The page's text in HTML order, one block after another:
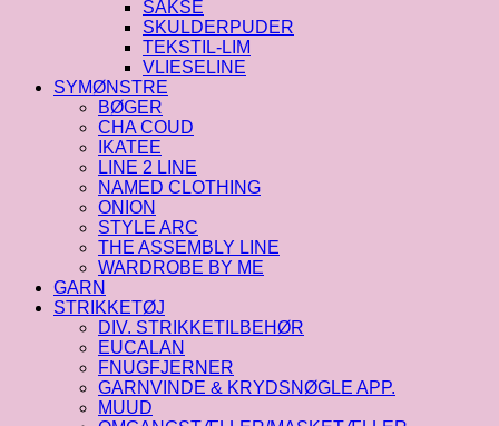
SAKSE
SKULDERPUDER
TEKSTIL-LIM
VLIESELINE
SYMØNSTRE
BØGER
CHA COUD
IKATEE
LINE 2 LINE
NAMED CLOTHING
ONION
STYLE ARC
THE ASSEMBLY LINE
WARDROBE BY ME
GARN
STRIKKETØJ
DIV. STRIKKETILBEHØR
EUCALAN
FNUGFJERNER
GARNVINDE & KRYDSNØGLE APP.
MUUD